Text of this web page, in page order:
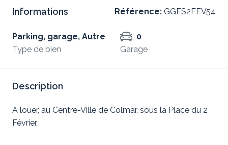
Informations Référence: GGES2FEV54
Parking, garage, Autre
Type de bien
0
Garage
Description
A louer, au Centre-Ville de Colmar, sous la Place du 2
Février,